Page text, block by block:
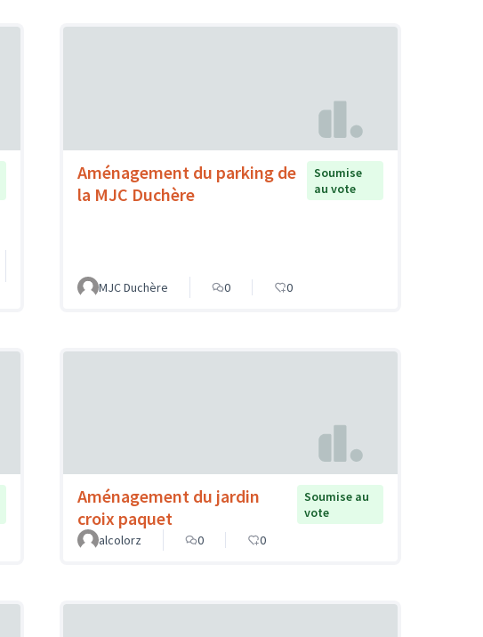
Aménagement du parking de
la MJC Duchère
Soumise
au vote
MJC Duchère 0 0
Aménagement du jardin
croix paquet
Soumise au
vote
alcolorz
0 0